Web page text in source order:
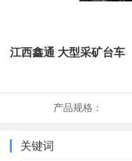
江西鑫通 大型采矿台车
产品规格：
关键词